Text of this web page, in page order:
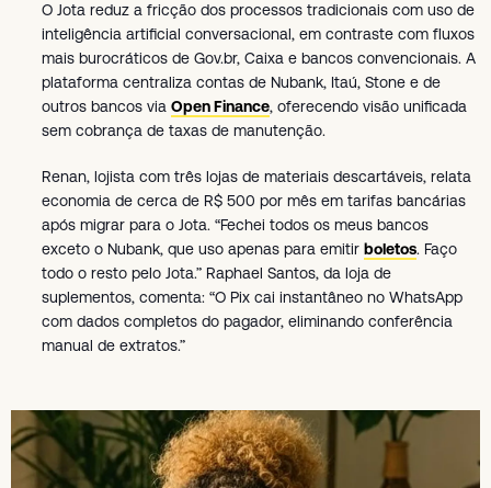
O Jota reduz a fricção dos processos tradicionais com uso de
inteligência artificial conversacional, em contraste com fluxos
mais burocráticos de Gov.br, Caixa e bancos convencionais. A
plataforma centraliza contas de Nubank, Itaú, Stone e de
outros bancos via Open Finance, oferecendo visão unificada
sem cobrança de taxas de manutenção.
Renan, lojista com três lojas de materiais descartáveis, relata
economia de cerca de R$ 500 por mês em tarifas bancárias
após migrar para o Jota. “Fechei todos os meus bancos
exceto o Nubank, que uso apenas para emitir boletos. Faço
todo o resto pelo Jota.” Raphael Santos, da loja de
suplementos, comenta: “O Pix cai instantâneo no WhatsApp
com dados completos do pagador, eliminando conferência
manual de extratos.”